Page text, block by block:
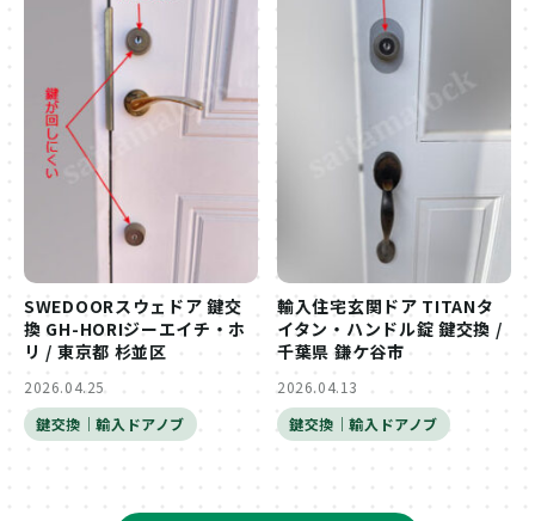
SWEDOORスウェドア 鍵交
換 GH-HORIジーエイチ・ホ
リ / 東京都 杉並区
2026.04.25
鍵交換｜輸入ドアノブ
輸入住宅玄関ドア TITANタ
イタン・ハンドル錠 鍵交換 /
千葉県 鎌ケ谷市
2026.04.13
鍵交換｜輸入ドアノブ